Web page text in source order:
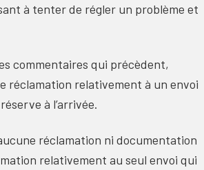
à tenter de régler un problème et
commentaires qui précèdent,
réclamation relativement à un envoi
à l’arrivée.
réclamation ni documentation
relativement au seul envoi qui